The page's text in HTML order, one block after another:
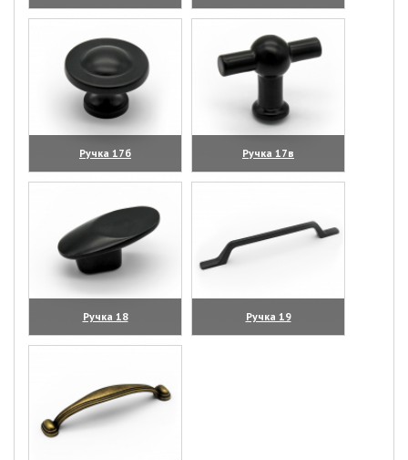
(увеличить)
(увеличить)
Ручка 17б
(увеличить)
Ручка 17в
(увеличить)
Ручка 18
(увеличить)
Ручка 19
(увеличить)